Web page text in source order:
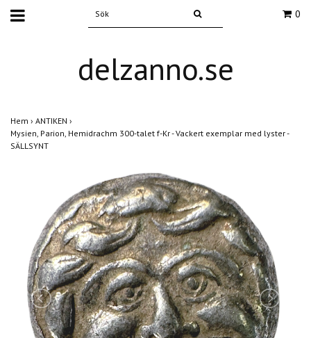
0
delzanno.se
Hem › ANTIKEN ›
Mysien, Parion, Hemidrachm 300-talet f-Kr - Vackert exemplar med lyster -
SÄLLSYNT